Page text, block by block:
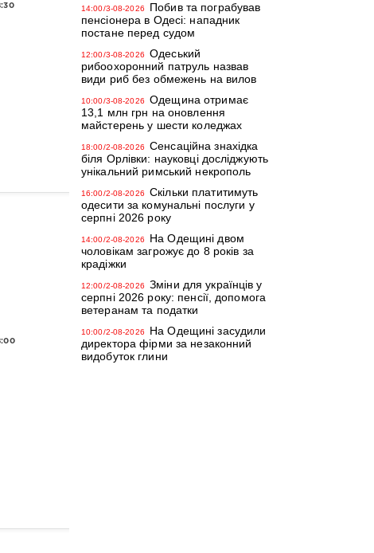
14:00/3-08-2026
Побив та пограбував
пенсіонера в Одесі: нападник
постане перед судом
12:00/3-08-2026
Одеський
рибоохоронний патруль назвав
види риб без обмежень на вилов
10:00/3-08-2026
Одещина отримає
13,1 млн грн на оновлення
майстерень у шести коледжах
18:00/2-08-2026
Сенсаційна знахідка
біля Орлівки: науковці досліджують
унікальний римський некрополь
16:00/2-08-2026
Скільки платитимуть
одесити за комунальні послуги у
серпні 2026 року
14:00/2-08-2026
На Одещині двом
чоловікам загрожує до 8 років за
крадіжки
12:00/2-08-2026
Зміни для українців у
серпні 2026 року: пенсії, допомога
ветеранам та податки
10:00/2-08-2026
На Одещині засудили
директора фірми за незаконний
видобуток глини